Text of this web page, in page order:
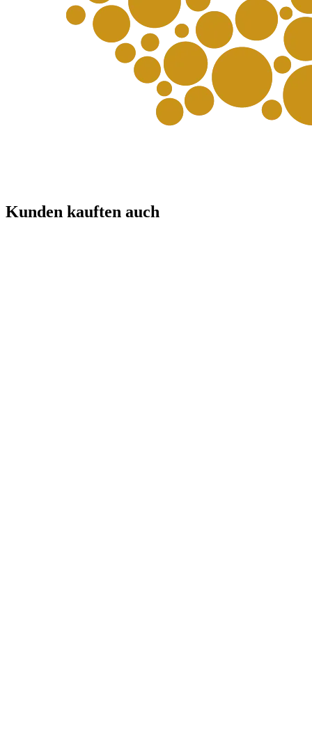
Kunden kauften auch